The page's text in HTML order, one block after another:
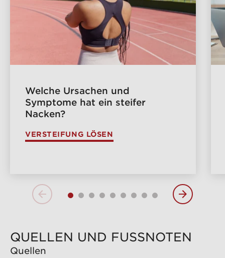
Welche Ursachen und
Symptome hat ein steifer
Nacken?
VERSTEIFUNG LÖSEN
QUELLEN UND FUSSNOTEN
Quellen